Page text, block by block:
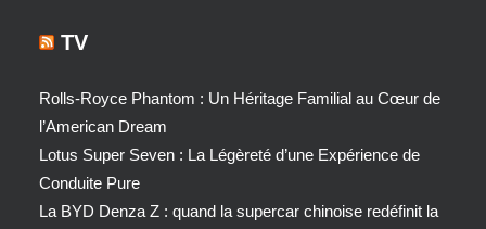
TV
Rolls-Royce Phantom : Un Héritage Familial au Cœur de
l’American Dream
Lotus Super Seven : La Légèreté d’une Expérience de
Conduite Pure
La BYD Denza Z : quand la supercar chinoise redéfinit la